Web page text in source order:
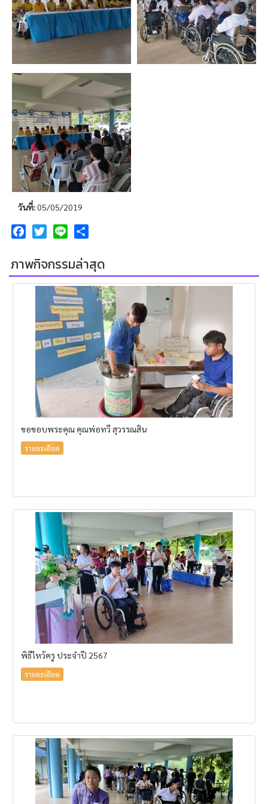
วันที่:05/05/2019
FacebookTwitterLine
ภาพกิจกรรมล่าสุด
ขอขอบพระคุณ คุณพ่อทวี สุวรรณสิน
รายละเอียด
พิธีไหว้ครู ประจำปี 2567
รายละเอียด